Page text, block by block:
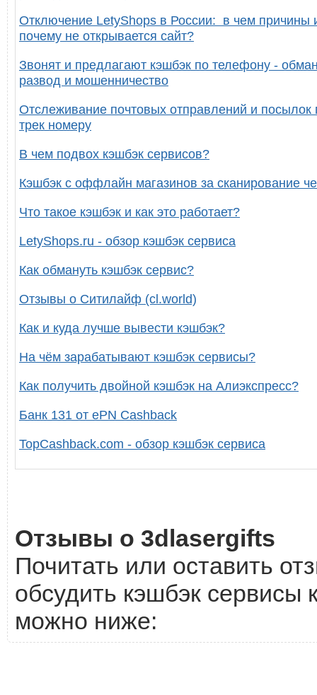
Отключение LetyShops в России: в чем причины
почему не открывается сайт?
Звонят и предлагают кэшбэк по телефону -
развод и мошенничество
Отслеживание почтовых отправлений и посылок
трек номеру
В чем подвох кэшбэк сервисов?
Кэшбэк с оффлайн магазинов за сканирование
Что такое кэшбэк и как это работает?
LetyShops.ru - обзор кэшбэк сервиса
Как обмануть кэшбэк сервис?
Отзывы о Ситилайф (cl.world)
Как и куда лучше вывести кэшбэк?
На чём зарабатывают кэшбэк сервисы?
Как получить двойной кэшбэк на Алиэкспресс?
Банк 131 от ePN Cashback
TopCashback.com - обзор кэшбэк сервиса
Отзывы о 3dlasergifts
Почитать или оставить
обсудить кэшбэк сервисы
можно ниже: